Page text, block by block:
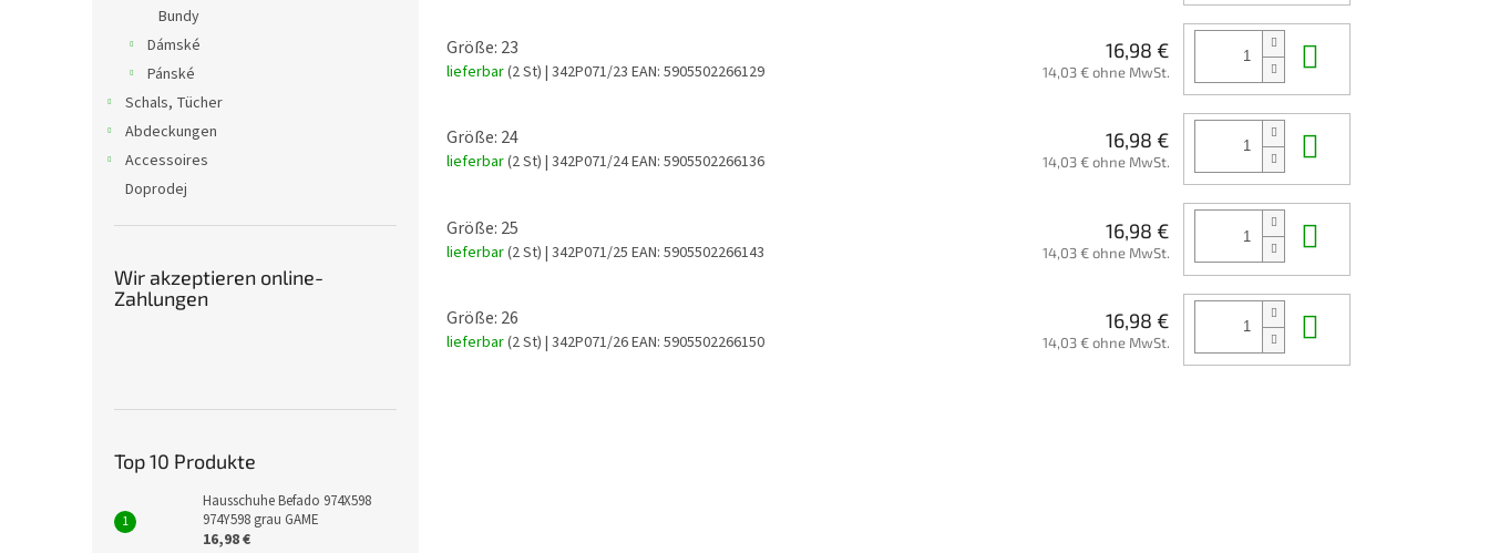
Bundy
Dámské
Pánské
Schals, Tücher
Abdeckungen
Accessoires
Doprodej
Wir akzeptieren online-
Zahlungen
Top 10 Produkte
Hausschuhe Befado 974X598
974Y598 grau GAME
16,98 €
Größe: 23
lieferbar(2 St) | 342P071/23 EAN: 5905502266129
16,98 €
14,03 € ohne MwSt.
Größe: 24
lieferbar(2 St) | 342P071/24EAN: 5905502266136
16,98 €
14,03 € ohne MwSt.
Größe: 25
lieferbar(2 St) | 342P071/25 EAN: 5905502266143
16,98 €
14,03 € ohne MwSt.
Größe: 26
lieferbar(2 St) | 342P071/26EAN: 5905502266150
16,98 €
14,03 € ohne MwSt.